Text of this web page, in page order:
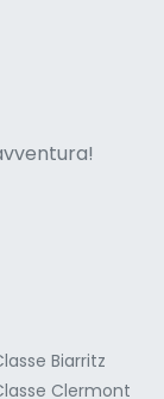
Biarritz
Clermont